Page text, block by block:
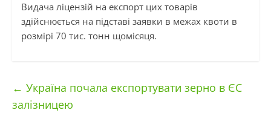
Видача ліцензій на експорт цих товарів
здійснюється на підставі заявки в межах квоти в
розмірі 70 тис. тонн щомісяця.
← Україна почала експортувати зерно в ЄС
залізницею